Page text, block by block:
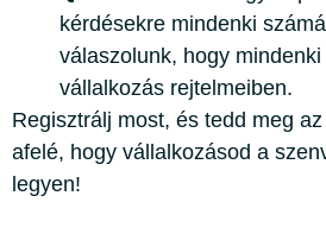
kérdésekre mindenki
válaszolunk, hogy
vállalkozás rejtelmeiben.
Regisztrálj most, és tedd meg
afelé, hogy vállalkozásod a
legyen!